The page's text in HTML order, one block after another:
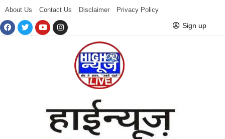
About Us Contact Us Disclaimer Privacy Policy
Sign up